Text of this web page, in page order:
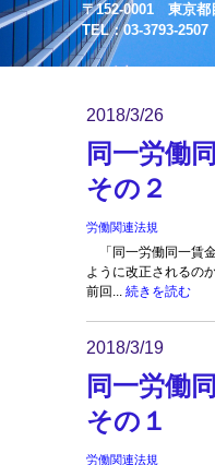
〒152-0001 東京都
TEL：03-3793-
2018/3/26
同一労働
その２
労働関連法規
「同一労働同一賃
ように改正されるの
前回... 続きを読む
2018/3/19
同一労働
その１
労働関連法規